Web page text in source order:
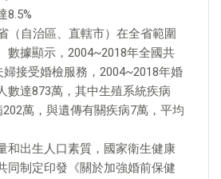
8.5%
（自治區、直轄市）在全省範圍
數據顯示，2004~2018年全國共
接受婚檢服務，2004~2018年婚
數達873萬，其中生殖系統疾病
萬，與遺傳有關疾病7萬，平均
和出生人口素質，國家衛生健康
同制定印發《關於加強婚前保健